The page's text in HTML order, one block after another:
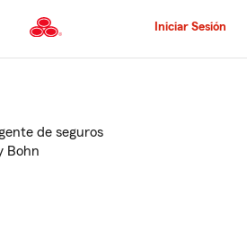
al
principal
Iniciar Sesión